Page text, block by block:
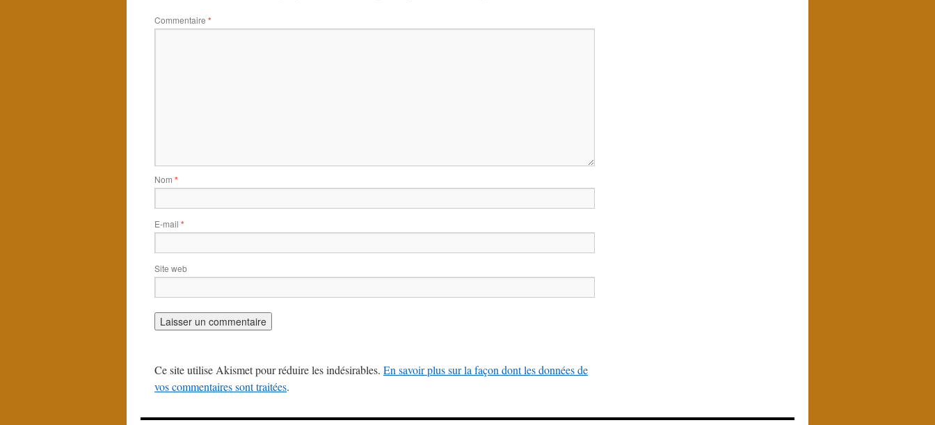
Commentaire *
Nom *
E-mail *
Site web
Ce site utilise Akismet pour réduire les indésirables. En savoir plus sur la façon dont les données de
vos commentaires sont traitées.